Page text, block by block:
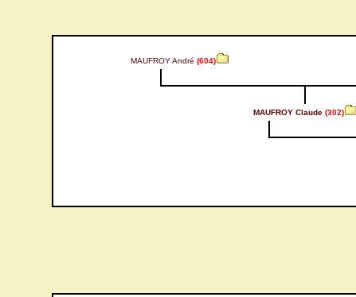
MAUFROY André (604)
MAUFROY Claude (302)